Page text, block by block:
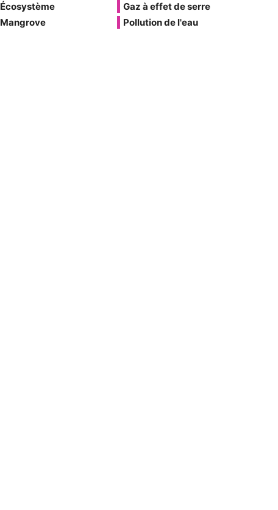
Écosystème
Mangrove
Gaz à effet de serre
Pollution de l'eau